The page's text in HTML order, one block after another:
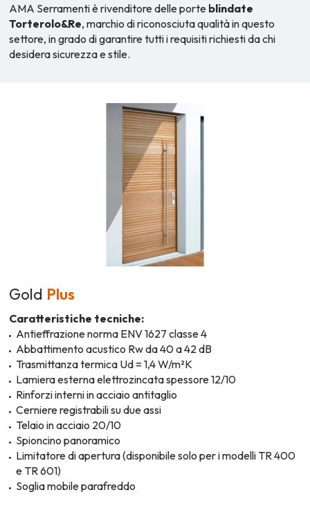
AMA Serramenti è rivenditore delle porte blindate
Torterolo&Re, marchio di riconosciuta qualità in questo
settore, in grado di garantire tutti i requisiti richiesti da chi
desidera sicurezza e stile.
Gold Plus
Caratteristiche tecniche:
Antieffrazione norma ENV 1627 classe 4
Abbattimento acustico Rw da 40 a 42 dB
Trasmittanza termica Ud = 1,4 W/m²K
Lamiera esterna elettrozincata spessore 12/10
Rinforzi interni in acciaio antitaglio
Cerniere registrabili su due assi
Telaio in acciaio 20/10
Spioncino panoramico
Limitatore di apertura (disponibile solo per i modelli TR 400
e TR 601)
Soglia mobile parafreddo